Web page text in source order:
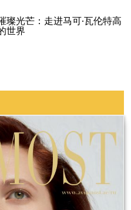
璨光芒：走进马可·瓦伦特高
世界